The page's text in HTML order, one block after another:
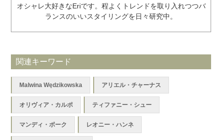
オシャレ大好きなEriです。程よくトレンドを取り入れつつバ
ランスのいいスタイリングを日々研究中。
関連キーワード
Malwina Wędzikowska アリエル・チャーナス
オリヴィア・カルポ ティファニー・シュー
マンディ・ボーク レオニー・ハンネ